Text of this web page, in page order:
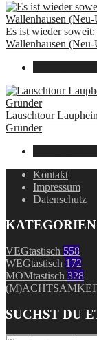
Es ist wieder
Wallenhausen
Lauschtour
Gründer
Kontakt
Impressum
Datenschutz
KATEGORIEN
VEGtastisch 558
WEGtastisch 172
MOMtastisch 328
SUCHST DU